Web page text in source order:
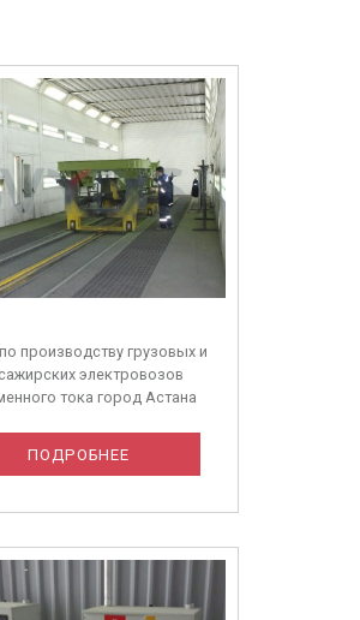
производству грузовых и
электровозов
тока город Астана
ПОДРОБНЕЕ